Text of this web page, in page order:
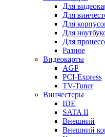
Для
Для
Для
Для
Для
Разное
Видеокарты
AGP
PCI-Express
TV-Tuner
Винчестеры
IDE
SATA II
Внешний
Внешний